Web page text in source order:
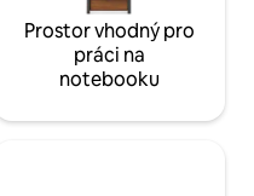
Prostor vhodný pro
práci na
notebooku